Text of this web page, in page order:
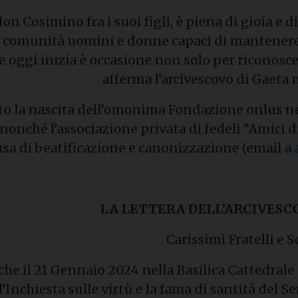
Cosimino fra i suoi figli, è piena di gioia
uomini e donne capaci di
inizia è occasione non solo per
afferma l’arcivescovo di Gaeta
la nascita dell’omonima Fondazione onlus
l’associazione privata di fedeli “Amici
di beatificazione e canonizzazione (email a
LA LETTERA
Carissimi Fratelli e
il 21 Gennaio 2024 nella Basilica
sulle virtù e la fama di santità del